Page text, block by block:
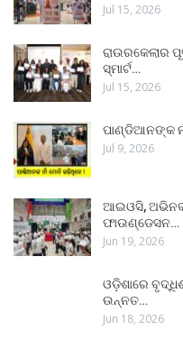
Jul 15, 2026
ରାଉରକେଲାର
ସ୍ମାର୍ଟ…
Jul 15, 2026
ପାଣ୍ଡିଆନଙ୍କ
Jul 9, 2026
ଆଇଓସି, ଅଭିନବ
ଫାଉଣ୍ଡେସନ…
Jun 19, 2026
ଓଡ଼ିଶାରେ
ଉନ୍ନତ…
Jun 18, 2026